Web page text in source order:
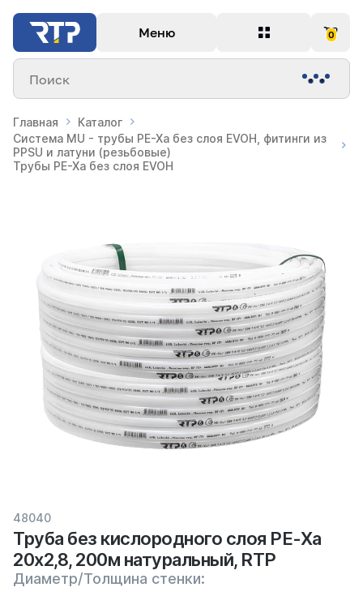
Меню 0
Поиск
Главная
Каталог
Система MU - трубы PE-Xa без слоя EVOH, фитинги из
PPSU и латуни (резьбовые)
Трубы PE-Xa без слоя EVOH
48040
Труба без кислородного слоя PE-Xa
20х2,8, 200м натуральный, RTP
Диаметр/Толщина стенки: